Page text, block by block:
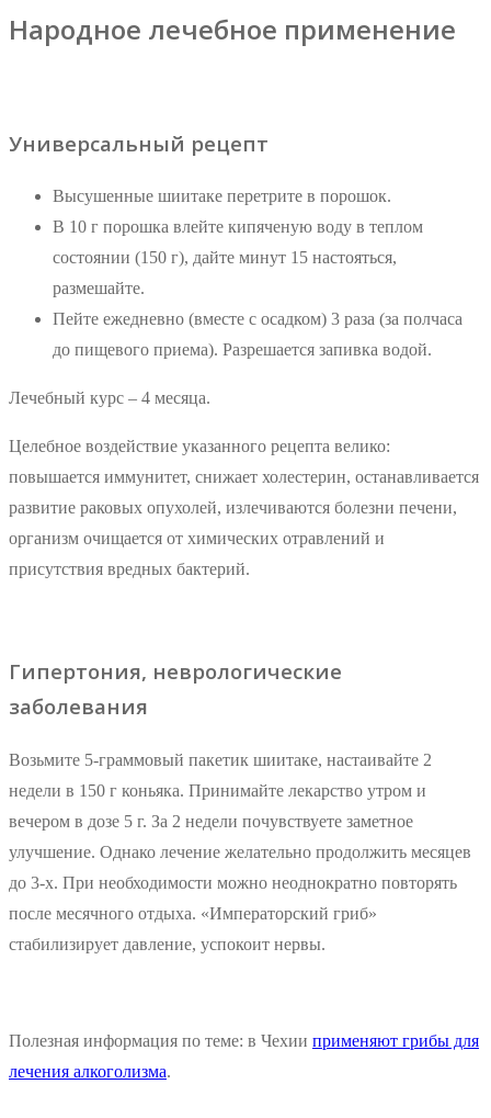
Народное лечебное применение
Универсальный рецепт
Высушенные шиитаке перетрите в порошок.
В 10 г порошка влейте кипяченую воду в теплом
состоянии (150 г), дайте минут 15 настояться,
размешайте.
Пейте ежедневно (вместе с осадком) 3 раза (за полчаса
до пищевого приема). Разрешается запивка водой.
Лечебный курс – 4 месяца.
Целебное воздействие указанного рецепта велико:
повышается иммунитет, снижает холестерин, останавливается
развитие раковых опухолей, излечиваются болезни печени,
организм очищается от химических отравлений и
присутствия вредных бактерий.
Гипертония, неврологические
заболевания
Возьмите 5-граммовый пакетик шиитаке, настаивайте 2
недели в 150 г коньяка. Принимайте лекарство утром и
вечером в дозе 5 г. За 2 недели почувствуете заметное
улучшение. Однако лечение желательно продолжить месяцев
до 3-х. При необходимости можно неоднократно повторять
после месячного отдыха. «Императорский гриб»
стабилизирует давление, успокоит нервы.
Полезная информация по теме: в Чехии применяют грибы для
лечения алкоголизма.